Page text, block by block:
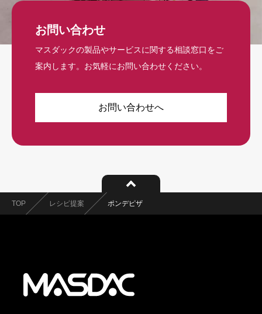
お問い合わせ
マスダックの製品やサービスに関する相談窓口をご
案内します。お気軽にお問い合わせください。
お問い合わせへ
TOP レシピ提案 ポンデピザ